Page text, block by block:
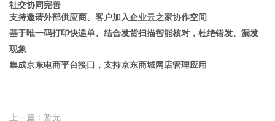
社交协同完善
支持邀请外部供应商、客户加入企业云之家协作空间
基于唯一码打印快递单、结合发货扫描智能核对，杜绝错发、漏发
现象
集成京东电商平台接口，支持京东商城网店管理应用
上一篇：暂无